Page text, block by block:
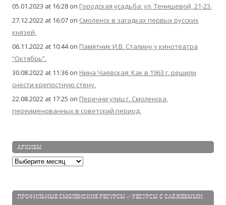
05.01.2023 at 16:28 on Городская усадьба: ул. Тенишевой, 21-23.
27.12.2022 at 16:07 on Смоленск в загадках первых русских
князей.
06.11.2022 at 10:44on Памятник И.В. Сталину у кинотеатра
“Октябрь”.
30.08.2022 at 11:36 on Нина Чаевская: Как в 1963 г. решили
снести крепостную стену.
22.08.2022 at 17:25 on Перечни улиц г. Смоленска,
переименованных в советский период.
АРХИВЫ
Архивы
ПРОФИЛЬНЫЕ СМОЛЕНСКИЕ РЕСУРСЫ // РЕСУРСЫ С САБЖЕВЫМИ